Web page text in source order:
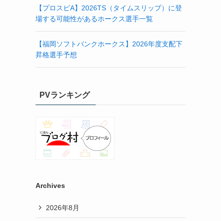
【プロスピA】2026TS（タイムスリップ）に登
場する可能性があるホークス選手一覧
【福岡ソフトバンクホークス】2026年度支配下
昇格選手予想
PVランキング
Archives
2026年8月